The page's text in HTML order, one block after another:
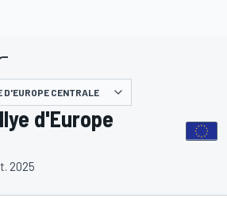
D'EUROPE CENTRALE
d'Europe
2025